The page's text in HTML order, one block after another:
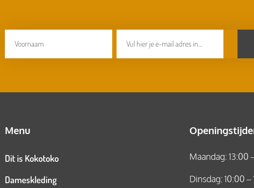
Menu
Dit is Kokotoko
Dameskleding
Maandag: 13:00
Dinsdag: 10:00 –